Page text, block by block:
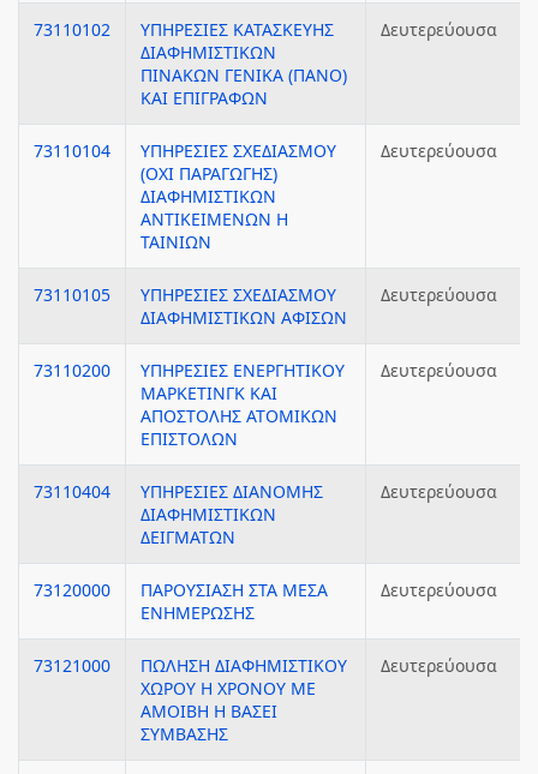
73110102
ΥΠΗΡΕΣΙΕΣ ΚΑΤΑΣΚΕΥΗΣ
ΔΙΑΦΗΜΙΣΤΙΚΩΝ
ΠΙΝΑΚΩΝ ΓΕΝΙΚΑ (ΠΑΝΟ)
ΚΑΙ ΕΠΙΓΡΑΦΩΝ
Δευτερεύουσα
73110104
ΥΠΗΡΕΣΙΕΣ ΣΧΕΔΙΑΣΜΟΥ
(ΟΧΙ ΠΑΡΑΓΩΓΗΣ)
ΔΙΑΦΗΜΙΣΤΙΚΩΝ
ΑΝΤΙΚΕΙΜΕΝΩΝ Η
ΤΑΙΝΙΩΝ
Δευτερεύουσα
73110105
ΥΠΗΡΕΣΙΕΣ ΣΧΕΔΙΑΣΜΟΥ
ΔΙΑΦΗΜΙΣΤΙΚΩΝ ΑΦΙΣΩΝ
Δευτερεύουσα
73110200
ΥΠΗΡΕΣΙΕΣ ΕΝΕΡΓΗΤΙΚΟΥ
ΜΑΡΚΕΤΙΝΓΚ ΚΑΙ
ΑΠΟΣΤΟΛΗΣ ΑΤΟΜΙΚΩΝ
ΕΠΙΣΤΟΛΩΝ
Δευτερεύουσα
73110404
ΥΠΗΡΕΣΙΕΣ ΔΙΑΝΟΜΗΣ
ΔΙΑΦΗΜΙΣΤΙΚΩΝ
ΔΕΙΓΜΑΤΩΝ
Δευτερεύουσα
73120000
ΠΑΡΟΥΣΙΑΣΗ ΣΤΑ ΜΕΣΑ
ΕΝΗΜΕΡΩΣΗΣ
Δευτερεύουσα
73121000
ΠΩΛΗΣΗ ΔΙΑΦΗΜΙΣΤΙΚΟΥ
ΧΩΡΟΥ Η ΧΡΟΝΟΥ ΜΕ
ΑΜΟΙΒΗ Η ΒΑΣΕΙ
ΣΥΜΒΑΣΗΣ
Δευτερεύουσα